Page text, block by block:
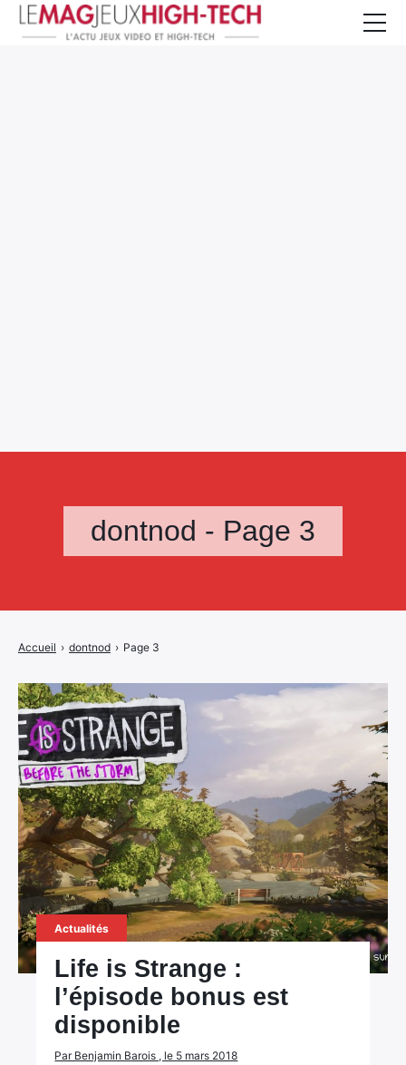
dontnod - Page 3
Accueil › dontnod › Page 3
Actualités
Life is Strange :
l’épisode bonus est
disponible
Par Benjamin Barois , le 5 mars 2018